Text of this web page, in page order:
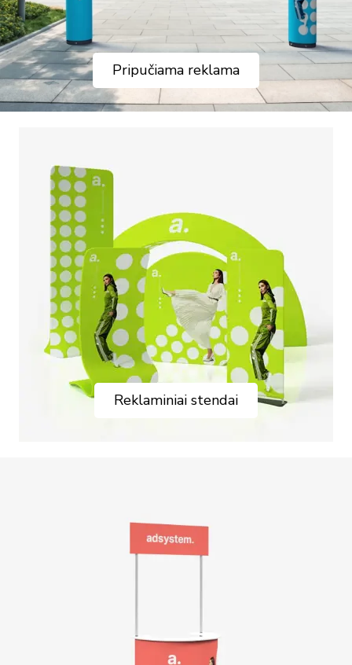
Pripučiama reklama
Reklaminiai stendai